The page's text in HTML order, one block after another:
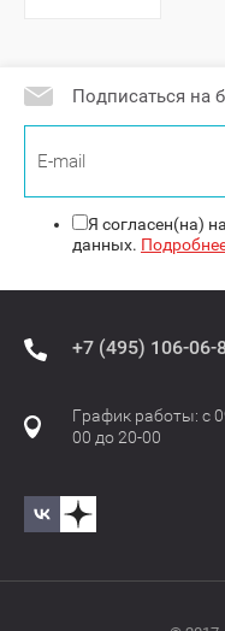
Подписаться на
Я согласен(на)
данных.
+7 (495) 106-06-
График работы: с
00 до 20-00